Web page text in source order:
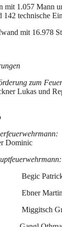
mit 1.057 Mann
142 technische
mit 16.978
zum
Lukas und
Dominic
Ebner
Miggitsch